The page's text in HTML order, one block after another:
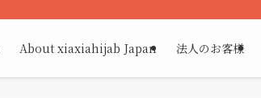
About xiaxiahijab Japan 法人のお客様